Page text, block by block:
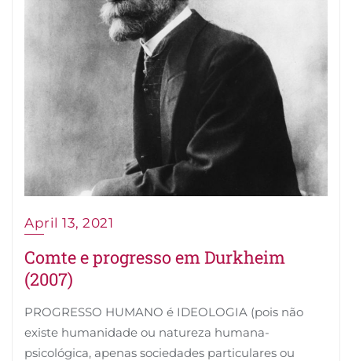
April 13, 2021
Comte e progresso em Durkheim
(2007)
PROGRESSO HUMANO é IDEOLOGIA (pois não
existe humanidade ou natureza humana-
psicológica, apenas sociedades particulares ou